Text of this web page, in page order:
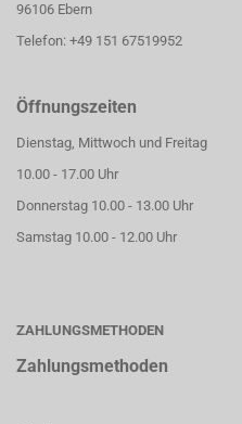
96106 Ebern
Telefon: +49 151 67519952
Öffnungszeiten
Dienstag, Mittwoch und Freitag
10.00 - 17.00 Uhr
Donnerstag 10.00 - 13.00 Uhr
Samstag 10.00 - 12.00 Uhr
ZAHLUNGSMETHODEN
Zahlungsmethoden